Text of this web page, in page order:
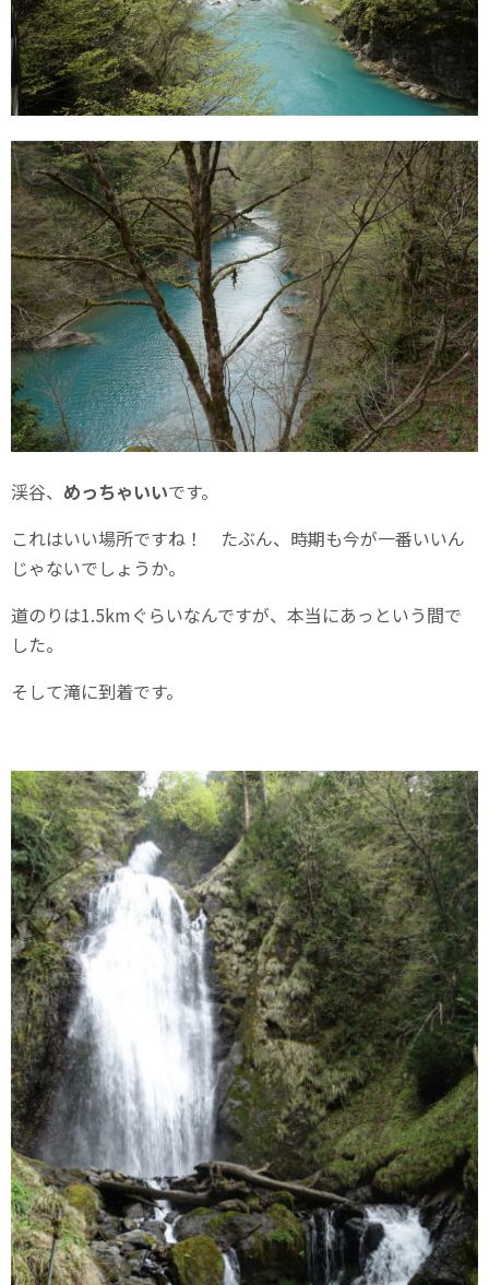
渓谷、 めっちゃいいです。
これはいい場所ですね！ たぶん、時期も今が一番いいん
じゃないでしょうか。
道のりは1.5kmぐらいなんですが、本当にあっという間で
した。
そして滝に到着です。